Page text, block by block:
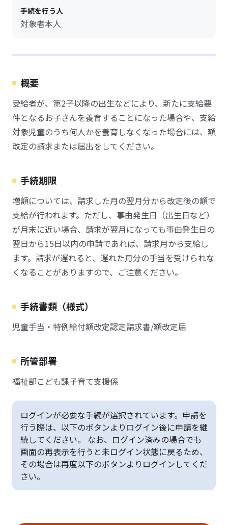
手続を行う人
対象者本人
概要
受給者が、第2子以降の出生などにより、新たに支給要
件となるお子さんを養育することになった場合や、支給
対象児童のうち何人かを養育しなくなった場合には、額
改定の請求または届出をしてください。
手続期限
増額については、請求した月の翌月分から改定後の額で
支給が行われます。ただし、事由発生日（出生日など）
が月末に近い場合、請求が翌月になっても事由発生日の
翌日から15日以内の申請であれば、請求月から支給し
ます。請求が遅れると、遅れた月分の手当を受けられな
くなることがありますので、ご注意ください。
手続書類（様式）
児童手当・特例給付額改定認定請求書/額改定届
所管部署
福祉部こども課子育て支援係
ログインが必要な手続が選択されています。申請を
行う際は、以下のボタンよりログイン後に申請を継
続してください。 なお、ログイン済みの場合でも
画面の再表示を行うと未ログイン状態に戻るため、
その場合は再度以下のボタンよりログインしてくだ
さい。